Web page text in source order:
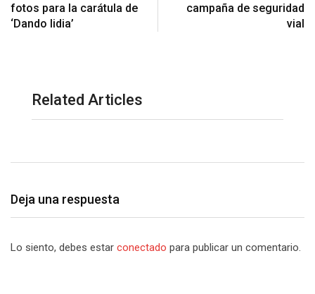
fotos para la carátula de
‘Dando lidia’
campaña de seguridad
vial
Related Articles
Deja una respuesta
Lo siento, debes estar conectado para publicar un comentario.